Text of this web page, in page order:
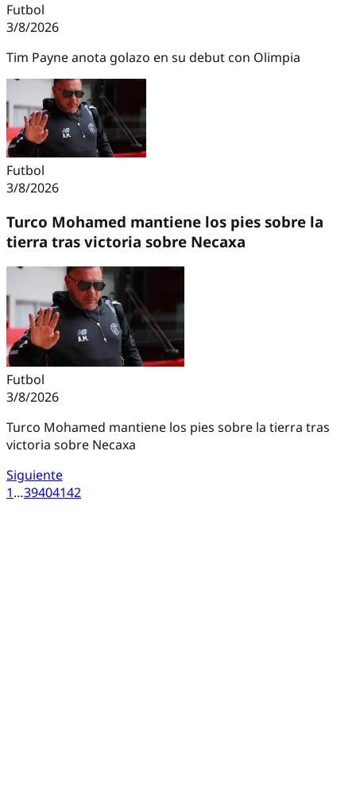
Futbol
3/8/2026
Tim Payne anota golazo en su debut con Olimpia
Futbol
3/8/2026
Turco Mohamed mantiene los pies sobre la
tierra tras victoria sobre Necaxa
Futbol
3/8/2026
Turco Mohamed mantiene los pies sobre la tierra tras
victoria sobre Necaxa
Siguiente
1…39404142